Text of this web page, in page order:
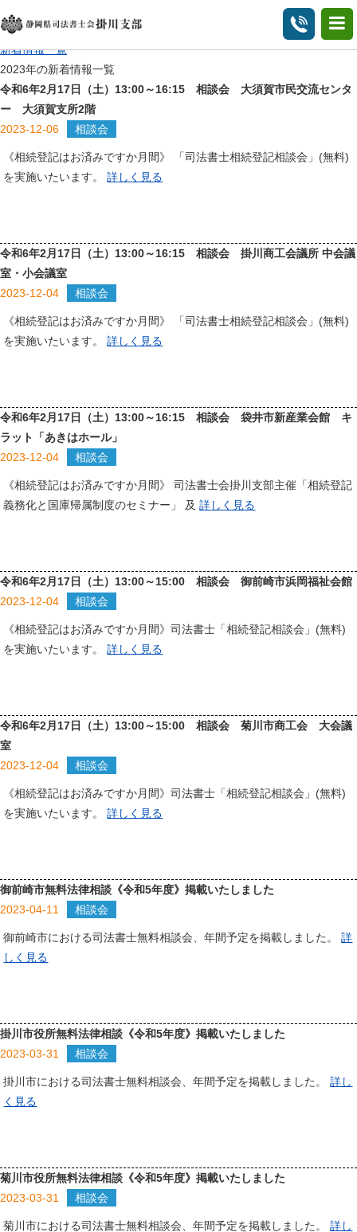
HOME
新着情報一覧
2023年の新着情報一覧
令和6年2月17日（土）13:00～16:15 相談会 大須賀市民交流センタ
ー 大須賀支所2階
2023-12-06
相談会
《相続登記はお済みですか月間》 「司法書士相続登記相談会」(無料)
を実施いたいます。詳しく見る
令和6年2月17日（土）13:00～16:15 相談会 掛川商工会議所 中会議
室・小会議室
2023-12-04
相談会
《相続登記はお済みですか月間》 「司法書士相続登記相談会」(無料)
を実施いたいます。詳しく見る
令和6年2月17日（土）13:00～16:15 相談会 袋井市新産業会館 キ
ラット「あきはホール」
2023-12-04
相談会
《相続登記はお済みですか月間》 司法書士会掛川支部主催「相続登記
義務化と国庫帰属制度のセミナー」 及詳しく見る
令和6年2月17日（土）13:00～15:00 相談会 御前崎市浜岡福祉会館
2023-12-04
相談会
《相続登記はお済みですか月間》司法書士「相続登記相談会」(無料)
を実施いたいます。詳しく見る
令和6年2月17日（土）13:00～15:00 相談会 菊川市商工会 大会議
室
2023-12-04
相談会
《相続登記はお済みですか月間》司法書士「相続登記相談会」(無料)
を実施いたいます。詳しく見る
御前崎市無料法律相談《令和5年度》掲載いたしました
2023-04-11
相談会
御前崎市における司法書士無料相談会、年間予定を掲載しました。詳
しく見る
掛川市役所無料法律相談《令和5年度》掲載いたしました
2023-03-31
相談会
掛川市における司法書士無料相談会、年間予定を掲載しました。詳し
く見る
菊川市役所無料法律相談《令和5年度》掲載いたしました
2023-03-31
相談会
菊川市における司法書士無料相談会、年間予定を掲載しました。詳し